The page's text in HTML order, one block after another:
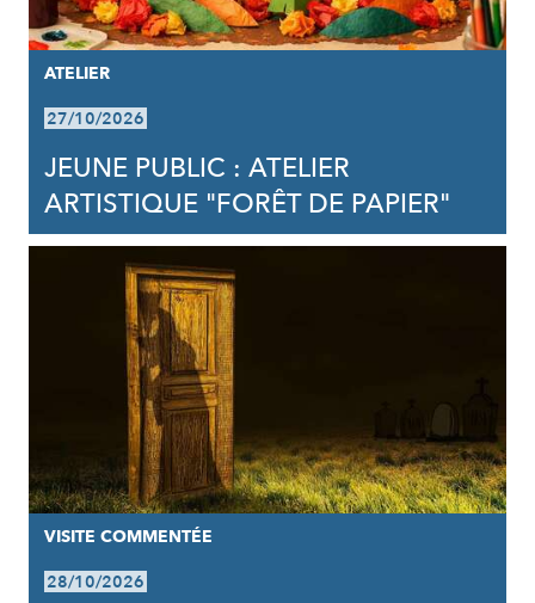
ATELIER
27/10/2026
JEUNE PUBLIC : ATELIER
ARTISTIQUE "FORÊT DE PAPIER"
VISITE COMMENTÉE
28/10/2026